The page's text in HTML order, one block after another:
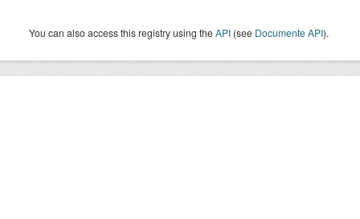
You can also access this registry using theAPI (see Documente API).